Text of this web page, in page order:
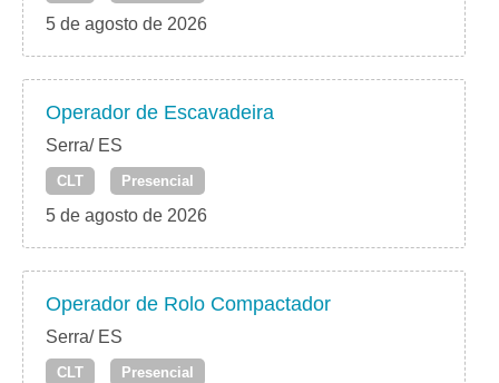
5 de agosto de 2026
Operador de Escavadeira
Serra/ ES
CLT Presencial
5 de agosto de 2026
Operador de Rolo Compactador
Serra/ ES
CLT Presencial